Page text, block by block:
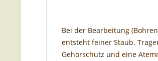
Bei der Bearbeitung
entsteht feiner Staub.
Gehörschutz und eine